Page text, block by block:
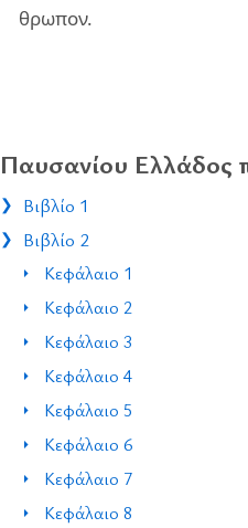
θρω­πον.
Παυσανίου Ελλάδος
Βιβλίο 1
Βιβλίο 2
Κεφάλαιο 1
Κεφάλαιο 2
Κεφάλαιο 3
Κεφάλαιο 4
Κεφάλαιο 5
Κεφάλαιο 6
Κεφάλαιο 7
Κεφάλαιο 8